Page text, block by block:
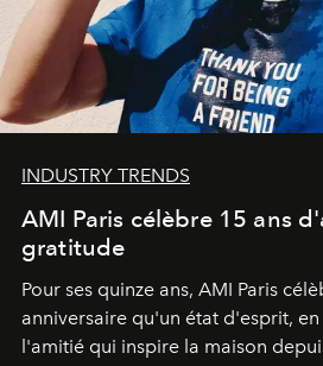
INDUSTRY TRENDS
AMI Paris célèbre 15 ans
gratitude
Pour ses quinze ans, AMI Paris
anniversaire qu'un état d'esprit,
l'amitié qui inspire la maison